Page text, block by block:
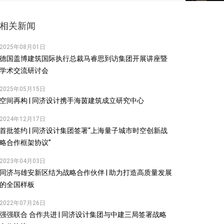
相关新闻
2025年08月01日
德国盖博建筑国际执行总裁马睿思到访集团开展讲座暨
学术交流研讨会
2025年05月15日
空间再构 | 同济设计携手海茵建筑成立研究中心
2024年12月17日
首批签约 | 同济设计集团签署“上海量子城市时空创新战
略合作框架协议”
2023年04月03日
同济与雄安新区结为战略合作伙伴 | 助力打造高质量发展
的全国样板
2022年07月26日
强强联合 合作共进 | 同济设计集团与中建三局签署战略